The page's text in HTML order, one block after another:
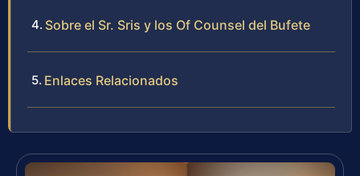
Sobre el Sr. Sris y los Of Counsel del Bufete
Enlaces Relacionados